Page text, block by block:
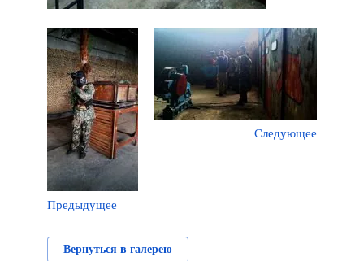
Предыдущее
Следующее
Вернуться в галерею